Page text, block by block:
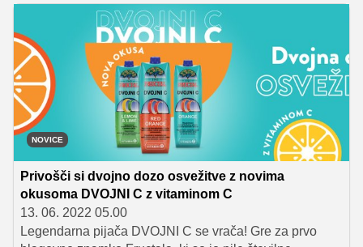
goste pa bodo navdušeni!
NOVICE
Privošči si dvojno dozo osvežitve z novima
okusoma DVOJNI C z vitaminom C
13. 06. 2022 05.00
Legendarna pijača DVOJNI C se vrača! Gre za prvo